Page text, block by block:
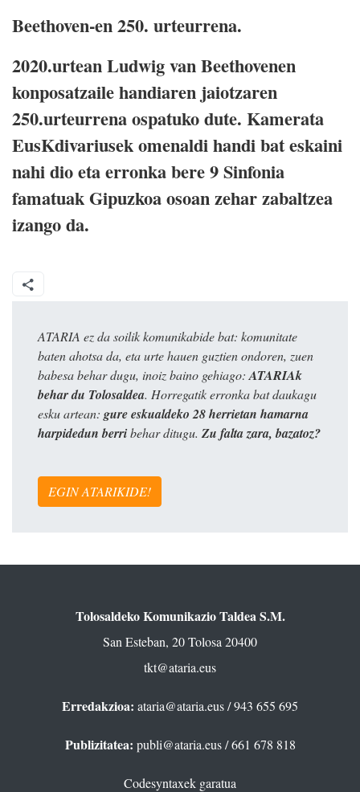
Beethoven-en 250. urteurrena.
2020.urtean Ludwig van Beethovenen
konposatzaile handiaren jaiotzaren
250.urteurrena ospatuko dute. Kamerata
EusKdivariusek omenaldi handi bat eskaini
nahi dio eta erronka bere 9 Sinfonia
famatuak Gipuzkoa osoan zehar zabaltzea
izango da.
ATARIA ez da soilik komunikabide bat: komunitate
baten ahotsa da, eta urte hauen guztien ondoren, zuen
babesa behar dugu, inoiz baino gehiago: ATARIAk
behar du Tolosaldea. Horregatik erronka bat daukagu
esku artean: gure eskualdeko 28 herrietan hamarna
harpidedun berribehar ditugu. Zu falta zara, bazatoz?
EGIN ATARIKIDE!
Tolosaldeko Komunikazio Taldea S.M.
San Esteban, 20 Tolosa 20400
tkt@ataria.eus
Erredakzioa: ataria@ataria.eus/ 943 655 695
Publizitatea: publi@ataria.eus/ 661 678 818
Codesyntaxek garatua